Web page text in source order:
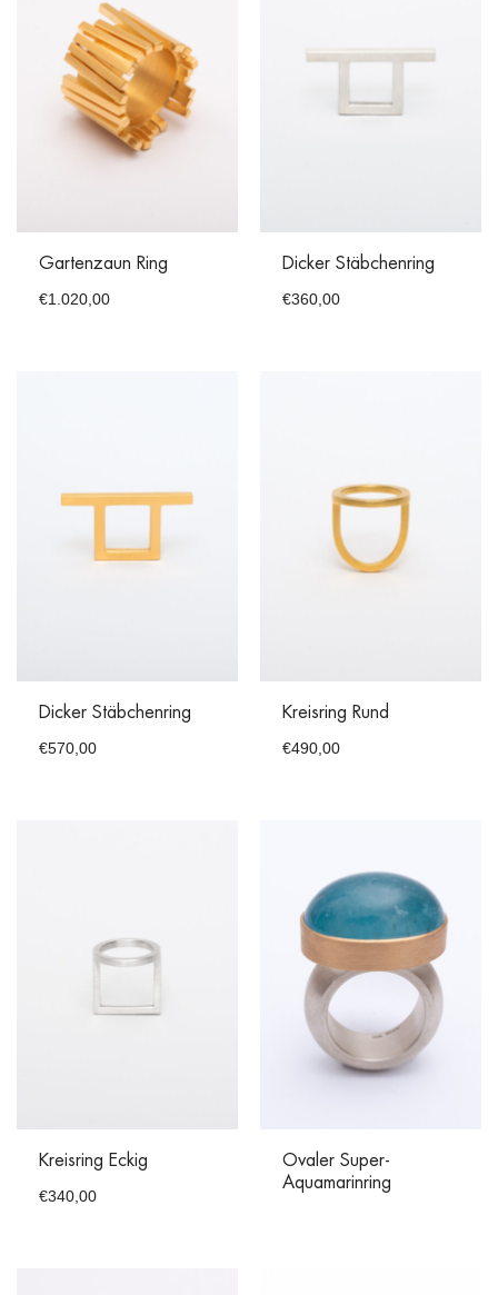
Gartenzaun Ring
€1.020,00
Dicker Stäbchenring
€360,00
Dicker Stäbchenring
€570,00
Kreisring Rund
€490,00
Kreisring Eckig
€340,00
Ovaler Super-
Aquamarinring